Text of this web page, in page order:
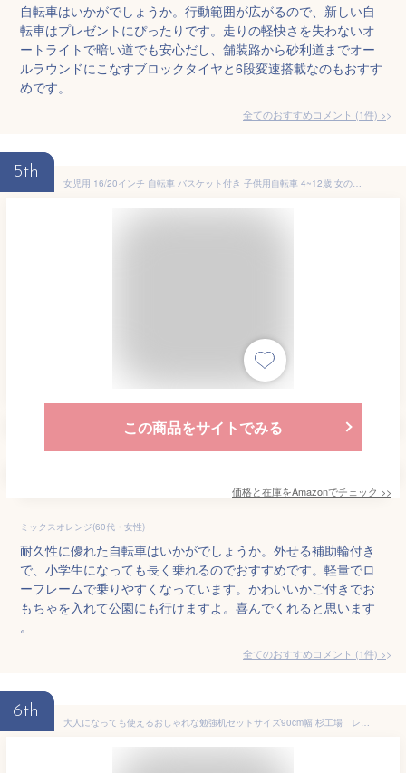
自転車はいかがでしょうか。行動範囲が広がるので、新しい自
転車はプレゼントにぴったりです。走りの軽快さを失わないオ
ートライトで暗い道でも安心だし、舗装路から砂利道までオー
ルラウンドにこなすブロックタイヤと6段変速搭載なのもおすす
めです。
全てのおすすめコメント (1件) >
5th
女児用 16/20インチ 自転車 バスケット付き 子供用自転車 4~12歳 女の子向け シングルスピード子供用自転車 フロントブレーキとリアブレーキ付き 16インチ 子供用自転車 補助輪付き キックスタンド 後部座席用
この商品をサイトでみる
価格と在庫をAmazonでチェック >>
ミックスオレンジ(60代・女性)
耐久性に優れた自転車はいかがでしょうか。外せる補助輪付き
で、小学生になっても長く乗れるのでおすすめです。軽量でロ
ーフレームで乗りやすくなっています。かわいいかご付きでお
もちゃを入れて公園にも行けますよ。喜んでくれると思います
。
全てのおすすめコメント (1件) >
6th
大人になっても使えるおしゃれな勉強机セットサイズ90cm幅 杉工場 レグシー シンプル スタディコーナー 学習デスク 勉強つくえ 国産 おしゃれ コンパクト リビング シンプル 天然木 女の子 男の子 無垢材 子供 勉強机 北欧 リビング学習 学習机 大人 机 デスク 在